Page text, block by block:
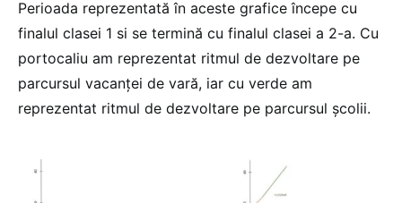
Perioada reprezentată în aceste grafice începe cu
finalul clasei 1 si se termină cu finalul clasei a 2-a. Cu
portocaliu am reprezentat ritmul de dezvoltare pe
parcursul vacanței de vară, iar cu verde am
reprezentat ritmul de dezvoltare pe parcursul școlii.